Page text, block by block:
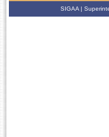
SIGAA |